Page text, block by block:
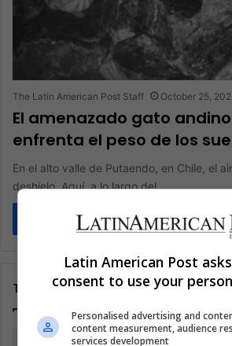
The Latin American Post Staff October 25,
El amenazado gato
enfrenta el peso de los
En el alto valle de Putaendo, en Chile, el
deshielo. Aquí, a lo largo del…
Read More »
Tags
Argentina Brasil Cine
Latin American Post
consent to use your
Personalised advertising and
content measurement, audience
services development